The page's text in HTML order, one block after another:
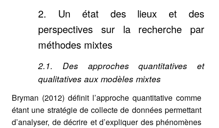
2. Un état des lieux et des
perspectives sur la recherche par
méthodes mixtes
2.1. Des approches quantitatives et
qualitatives aux modèles mixtes
Bryman (2012) définit l’approche quantitative comme
étant une stratégie de collecte de données permettant
d’analyser, de décrire et d’expliquer des phénomènes